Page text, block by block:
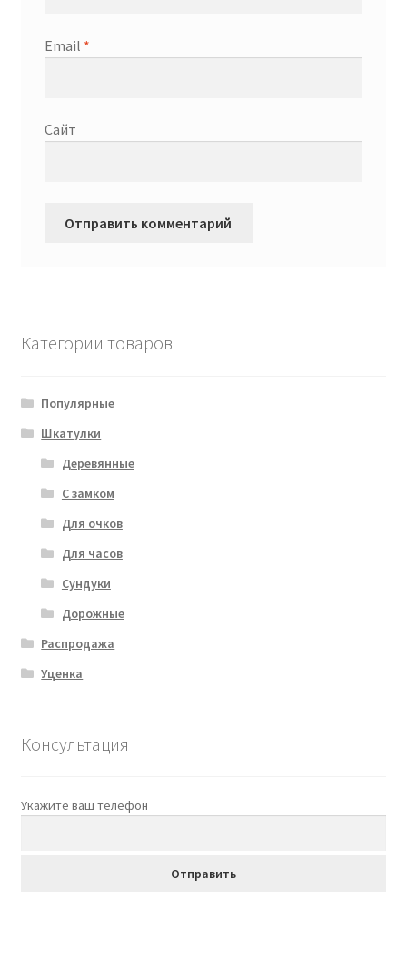
Email *
Сайт
Категории товаров
Популярные
Шкатулки
Деревянные
С замком
Для очков
Для часов
Сундуки
Дорожные
Распродажа
Уценка
Консультация
Укажите ваш телефон